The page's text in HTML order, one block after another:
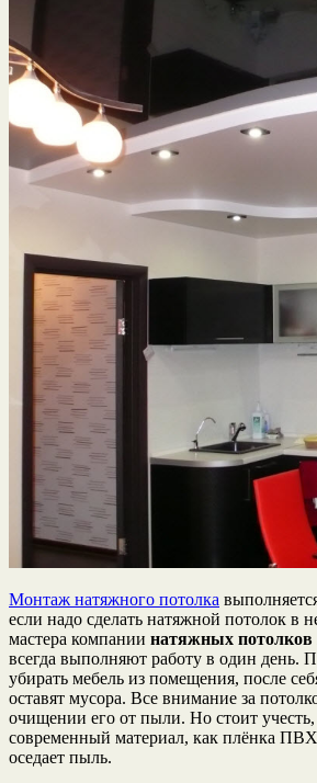
Монтаж натяжного потолка
если надо сделать натяжной потолок в
мастера компании натяжных потолков
всегда выполняют работу в один день.
убирать мебель из помещения, после
оставят мусора. Все внимание за
очищении его от пыли. Но стоит учесть,
современный материал, как плёнка
оседает пыль.